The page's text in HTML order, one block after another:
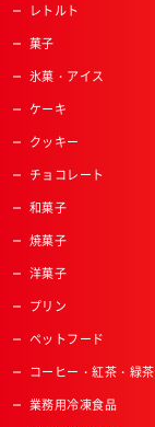
レトルト
菓子
氷菓・アイス
ケーキ
クッキー
チョコレート
和菓子
焼菓子
洋菓子
プリン
ペットフード
コーヒー・紅茶・緑茶
業務用冷凍食品